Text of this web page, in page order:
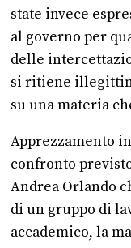
state invece
al governo per
delle
si ritiene
su una materia
Apprezzamento
confronto
Andrea Orlando
di un gruppo di
accademico, la